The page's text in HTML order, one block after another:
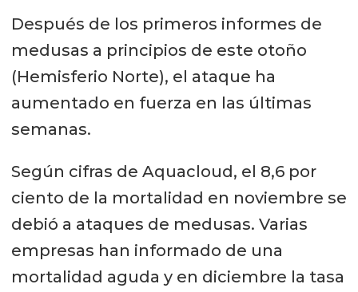
Después de los primeros informes de
medusas a principios de este otoño
(Hemisferio Norte), el ataque ha
aumentado en fuerza en las últimas
semanas.
Según cifras de Aquacloud, el 8,6 por
ciento de la mortalidad en noviembre se
debió a ataques de medusas. Varias
empresas han informado de una
mortalidad aguda y en diciembre la tasa